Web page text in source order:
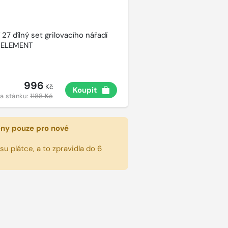
27 dílný set grilovacího nářadí
996 Kč
stánku:1188 Kč
Koupit
pouze pro nové
plátce, a to zpravidla do 6